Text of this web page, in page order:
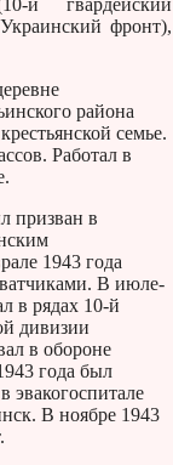
фронт),
района
семье.
Работал в
призван в
1943 года
В июле-
в рядах 10-й
дивизии
в обороне
года был
эвакогоспитале
В ноябре 1943